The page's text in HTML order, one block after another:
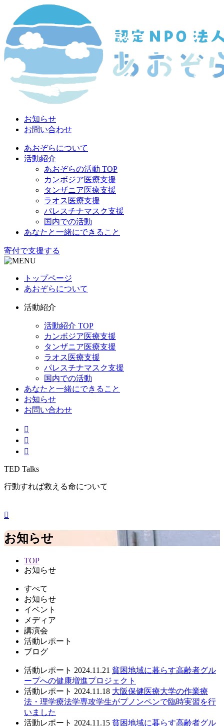
お知らせ
お問い合わせ
あおぞらについて
活動紹介
あおぞらの活動 TOP
カンボジア医療支援
タンザニア医療支援
ラオス医療支援
パレスチナマスク支援
国内での活動
あなたと一緒にできること
寄付で支援する
トップページ
あおぞらについて
活動紹介
活動紹介 TOP
カンボジア医療支援
タンザニア医療支援
ラオス医療支援
パレスチナマスク支援
国内での活動
あなたと一緒にできること
お知らせ
お問い合わせ
TED Talks
行動すれば救える命について
お知らせ
TOP
お知らせ
すべて
お知らせ
イベント
メディア
講演会
活動レポート
ブログ
活動レポート 2024.11.21 貧困地域に暮らす高齢者グル
ープへの健康増進プロジェクト
活動レポート 2024.11.18 大阪保健医療大学の作業療
法・理学療法学専攻学生がプノンペンで臨時実習を行
いました
活動レポート 2024.11.15 貧困地域に暮らす高齢者グル